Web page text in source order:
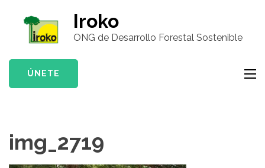
contenido
(presiona
tecla
Iroko
ONG de Desarrollo Forestal Sostenible
ÚNETE
img_2719